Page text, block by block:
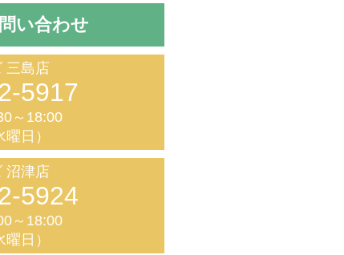
い合わせ
三島店
5917
～18:00
曜日）
沼津店
5924
～18:00
曜日）